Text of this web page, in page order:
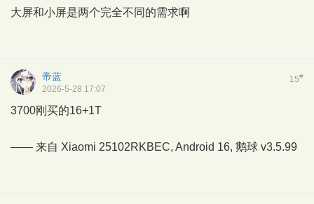
大屏和小屏是两个完全不同的需求啊
15#
帝蓝
2026-5-28 17:07
3700刚买的16+1T
—— 来自 Xiaomi 25102RKBEC, Android 16, 鹅球 v3.5.99